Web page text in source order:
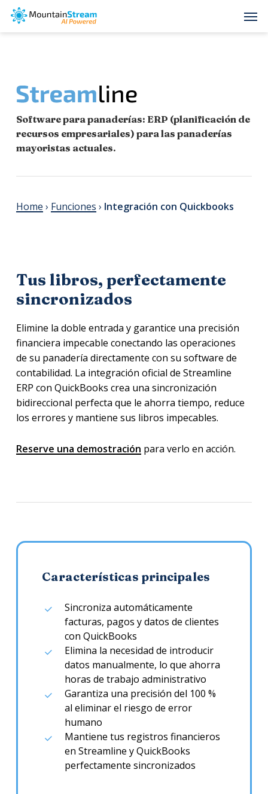
Skip
Software para panaderías: ERP (planificación de
recursos empresariales) para las panaderías
mayoristas actuales.
Home › Funciones › Integración con Quickbooks
Tus libros, perfectamente
sincronizados
Elimine la doble entrada y garantice una precisión
financiera impecable conectando las operaciones
de su panadería directamente con su software de
contabilidad. La integración oficial de Streamline
ERP con QuickBooks crea una sincronización
bidireccional perfecta que le ahorra tiempo, reduce
los errores y mantiene sus libros impecables.
Reserve una demostración para verlo en acción.
Características principales
Sincroniza automáticamente
facturas, pagos y datos de clientes
con QuickBooks
Elimina la necesidad de introducir
datos manualmente, lo que ahorra
horas de trabajo administrativo
Garantiza una precisión del 100 %
al eliminar el riesgo de error
humano
Mantiene tus registros financieros
en Streamline y QuickBooks
perfectamente sincronizados